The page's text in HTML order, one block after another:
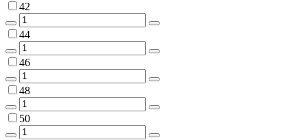
42
44
46
48
50